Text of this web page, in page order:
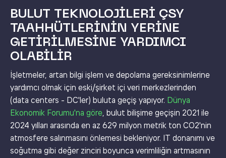
BULUT TEKNOLOJILERI ÇSY
TAAHHÜTLERININ YERINE
GETIRILMESINE YARDIMCI
OLABILIR
İşletmeler, artan bilgi işlem ve depolama gereksinimlerine
yardımcı olmak için eski/şirket içi veri merkezlerinden
(data centers - DC'ler) buluta geçiş yapıyor. Dünya
Ekonomik Forumu'na göre, bulut bilişime geçişin 2021 ile
2024 yılları arasında en az 629 milyon metrik ton CO2'nin
atmosfere salınmasını önlemesi bekleniyor. IT donanımı ve
soğutma gibi değer zinciri boyunca verimliliğin artmasının